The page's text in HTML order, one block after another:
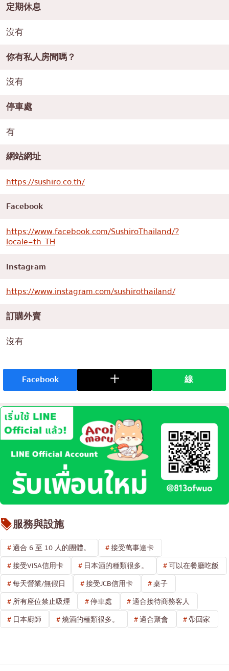
定期休息
沒有
你有私人房間嗎？
沒有
停車處
有
網站網址
https://sushiro.co.th/
Facebook
https://www.facebook.com/SushiroThailand/?
locale=th_TH
Instagram
https://www.instagram.com/sushirothailand/
訂購外賣
沒有
Facebook 十 線
服務與設施
適合 6 至 10 人的團體。
接受萬事達卡
接受VISA信用卡
日本酒的種類很多。
可以在餐廳吃飯
每天營業/無假日
接受JCB信用卡
桌子
所有座位禁止吸煙
停車處
適合接待商務客人
日本廚師
燒酒的種類很多。 適合聚會 帶回家